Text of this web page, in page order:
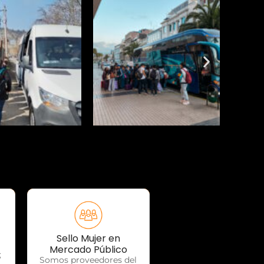
Sello Mujer en
Mercado Público
Somos proveedores del
OTP Servicios